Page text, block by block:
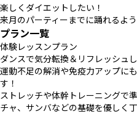
楽しくダイエットしたい！
来月のパーティーまでに踊れるよ
プラン一覧
体験レッスンプラン
ダンスで気分転換＆リフレッシュ
運動不足の解消や免疫力アップに
す！
ストレッチや体幹トレーニングで
チャ、サンバなどの基礎を優しく